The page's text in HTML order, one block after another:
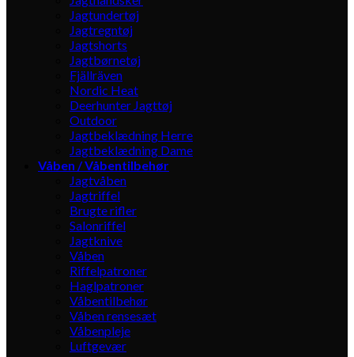
Jagtundertøj
Jagtregntøj
Jagtshorts
Jagtbørnetøj
Fjällräven
Nordic Heat
Deerhunter Jagttøj
Outdoor
Jagtbeklædning Herre
Jagtbeklædning Dame
Våben / Våbentilbehør
Jagtvåben
Jagtriffel
Brugte rifler
Salonriffel
Jagtknive
Våben
Riffelpatroner
Haglpatroner
Våbentilbehør
Våben rensesæt
Våbenpleje
Luftgevær